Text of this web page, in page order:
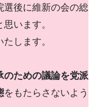
選後に維新の会の総
います。
します。
のための議論を党派
をもたらさないよう